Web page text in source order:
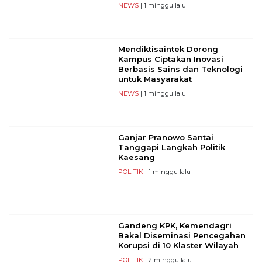
NEWS| 1 minggu lalu
Mendiktisaintek Dorong
Kampus Ciptakan Inovasi
Berbasis Sains dan Teknologi
untuk Masyarakat
NEWS| 1 minggu lalu
Ganjar Pranowo Santai
Tanggapi Langkah Politik
Kaesang
POLITIK| 1 minggu lalu
Gandeng KPK, Kemendagri
Bakal Diseminasi Pencegahan
Korupsi di 10 Klaster Wilayah
POLITIK| 2 minggu lalu